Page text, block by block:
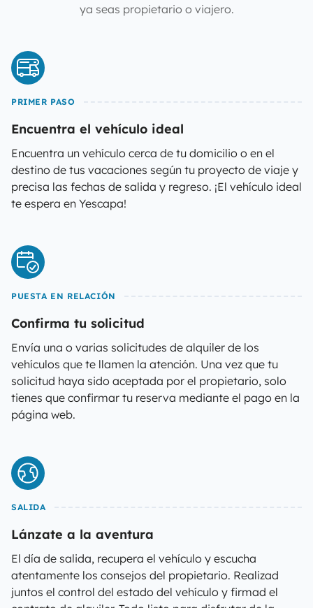
ya seas propietario o viajero.
PRIMER PASO
Encuentra el vehículo ideal
Encuentra un vehículo cerca de tu domicilio o en el
destino de tus vacaciones según tu proyecto de viaje y
precisa las fechas de salida y regreso. ¡El vehículo ideal
te espera en Yescapa!
PUESTA EN RELACIÓN
Confirma tu solicitud
Envía una o varias solicitudes de alquiler de los
vehículos que te llamen la atención. Una vez que tu
solicitud haya sido aceptada por el propietario, solo
tienes que confirmar tu reserva mediante el pago en la
página web.
SALIDA
Lánzate a la aventura
El día de salida, recupera el vehículo y escucha
atentamente los consejos del propietario. Realizad
juntos el control del estado del vehículo y firmad el